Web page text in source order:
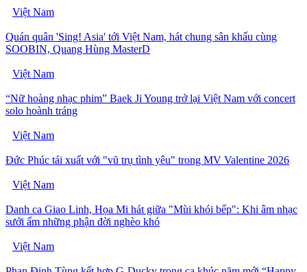
Việt Nam
Quán quân 'Sing! Asia' tới Việt Nam, hát chung sân khấu cùng
SOOBIN, Quang Hùng MasterD
Việt Nam
“Nữ hoàng nhạc phim” Baek Ji Young trở lại Việt Nam với concert
solo hoành tráng
Việt Nam
Đức Phúc tái xuất với "vũ trụ tình yêu" trong MV Valentine 2026
Việt Nam
Danh ca Giao Linh, Họa Mi hát giữa "Mùi khói bếp": Khi âm nhạc
sưởi ấm những phận đời nghèo khó
Việt Nam